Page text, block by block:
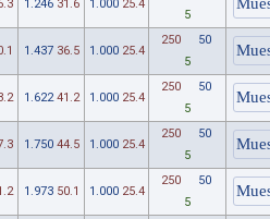
1.246 31.6 1.000 25.4
5
1.437 36.5 1.000 25.4
250
50
5
1.622 41.2 1.000 25.4
250
50
5
1.750 44.5 1.000 25.4
250
50
5
1.973 50.1 1.000 25.4
250
50
5